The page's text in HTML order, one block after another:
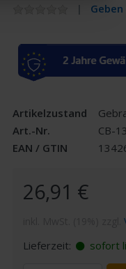
Artikelzustand
Art.-Nr.
CB-
EAN / GTIN
26,91 €
Lieferzeit: sofort